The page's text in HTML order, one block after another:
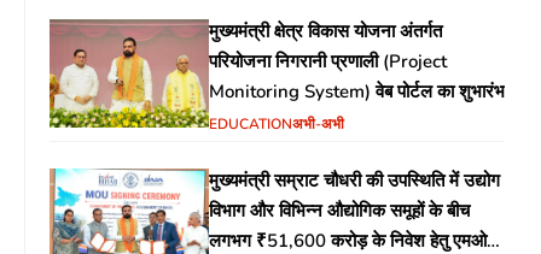
मुख्यमंत्री क्षेत्र विकास योजना अंतर्गत
परियोजना निगरानी प्रणाली (Project
Monitoring System) वेब पोर्टल का शुभारंभ
EDUCATIONअभी-अभी
मुख्यमंत्री सम्राट चौधरी की उपस्थिति में उद्योग
विभाग और विभिन्न औद्योगिक समूहों के बीच
लगभग ₹51,600 करोड़ के निवेश हेतु एमओयू